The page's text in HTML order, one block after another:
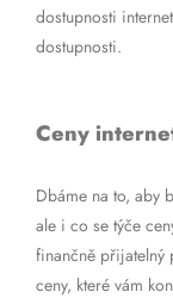
dostupnosti
dostupnosti.
Ceny
Dbáme na to, aby
ale i co se týče
finančně přijatelný
ceny, které vám